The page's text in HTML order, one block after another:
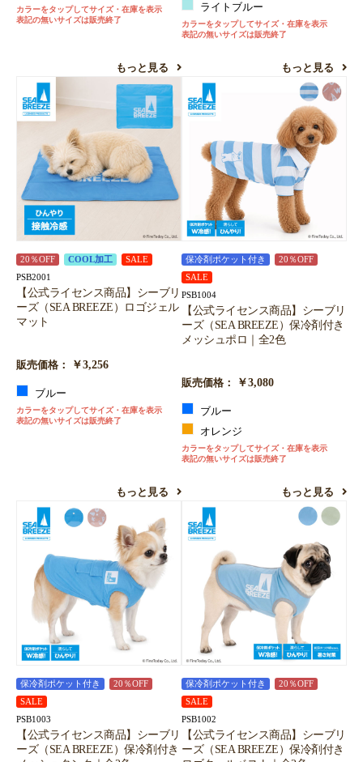
カラーをタップしてサイズ・在庫を表示
表記の無いサイズは販売終了
もっと見る
ライトブルー
カラーをタップしてサイズ・在庫を表示
表記の無いサイズは販売終了
もっと見る
20％OFF COOL加工 SALE
PSB2001
【公式ライセンス商品】シーブリ
ーズ（SEA BREEZE）ロゴジェル
マット
販売価格： ￥3,256
ブルー
カラーをタップしてサイズ・在庫を表示
表記の無いサイズは販売終了
もっと見る
保冷剤ポケット付き
20％OFF
SALE
PSB1004
【公式ライセンス商品】シーブリ
ーズ（SEA BREEZE）保冷剤付き
メッシュポロ｜全2色
販売価格： ￥3,080
ブルー
オレンジ
カラーをタップしてサイズ・在庫を表示
表記の無いサイズは販売終了
もっと見る
保冷剤ポケット付き
20％OFF
SALE
PSB1003
【公式ライセンス商品】シーブリ
ーズ（SEA BREEZE）保冷剤付き
保冷剤ポケット付き
20％OFF
SALE
PSB1002
【公式ライセンス商品】シーブリ
ーズ（SEA BREEZE）保冷剤付き